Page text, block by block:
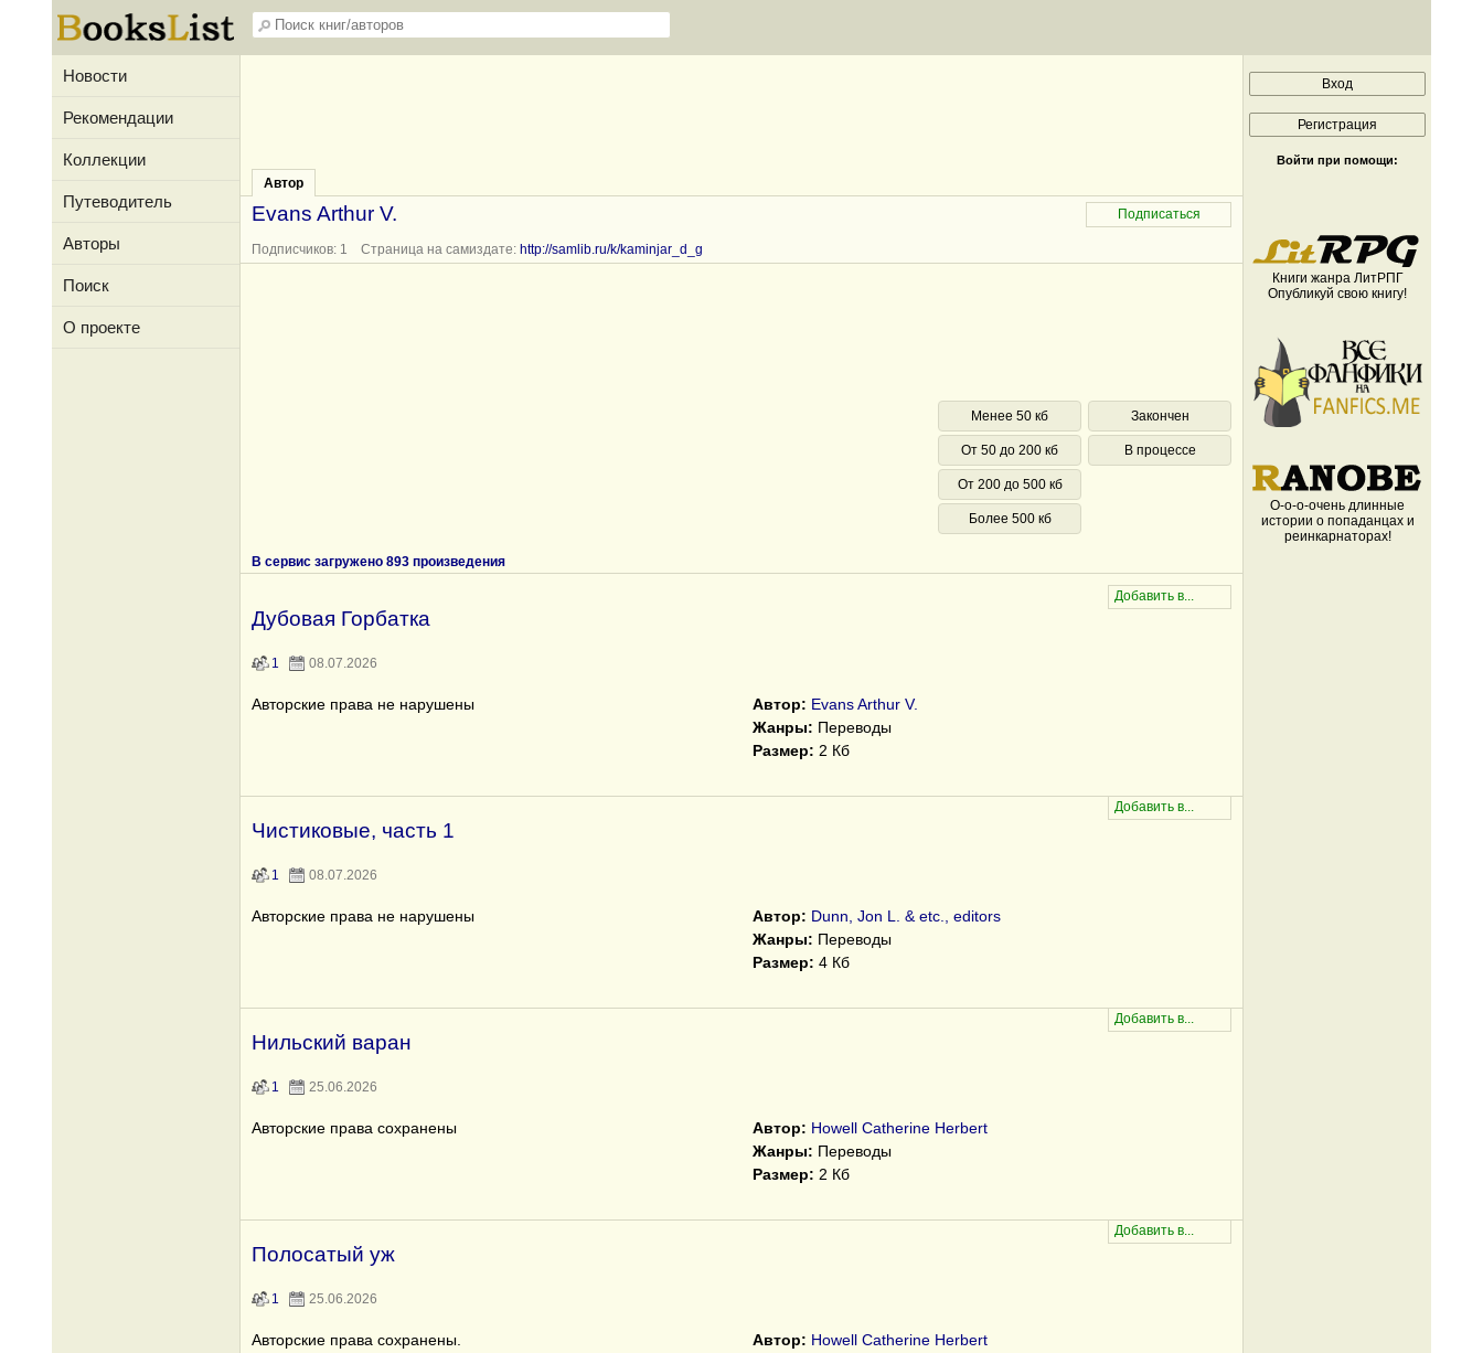
Новости
Рекомендации
Коллекции
Путеводитель
Авторы
Поиск
О проекте
Автор
Evans Arthur V.
Подписчиков: 1 Страница на самиздате: http://samlib.ru/k/kaminjar_d_g
Менее 50 кб
От 50 до 200 кб
От 200 до 500 кб
Более 500 кб
Закончен
В процессе
В сервис загружено 893 произведения
Дубовая Горбатка
1 08.07.2026
Авторские права не нарушены Автор: Evans Arthur V.
Жанры: Переводы
Размер: 2 Кб
Чистиковые, часть 1
1 08.07.2026
Авторские права не нарушены Автор: Dunn, Jon L. & etc., editors
Жанры: Переводы
Размер: 4 Кб
Нильский варан
1 25.06.2026
Авторские права сохранены Автор: Howell Catherine Herbert
Жанры: Переводы
Размер: 2 Кб
Полосатый уж
1 25.06.2026
Авторские права сохранены. Автор: Howell Catherine Herbert
Войти при помощи:
Книги жанра ЛитРПГ
Опубликуй свою книгу!
О-о-о-очень длинные
истории о попаданцах и
реинкарнаторах!